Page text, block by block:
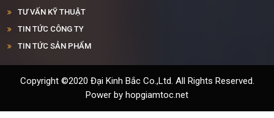
TƯ VẤN KỸ THUẬT
TIN TỨC CÔNG TY
TIN TỨC SẢN PHẨM
Copyright ©2020 Đại Kinh Bắc Co.,Ltd. All Rights Reserved.
Power by hopgiamtoc.net